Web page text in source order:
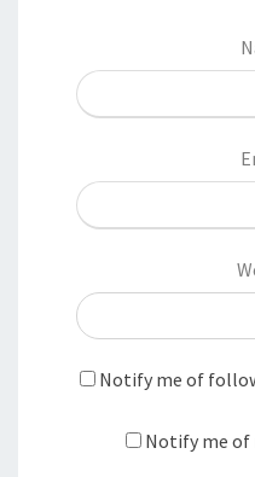
Notify me of
Notify me of